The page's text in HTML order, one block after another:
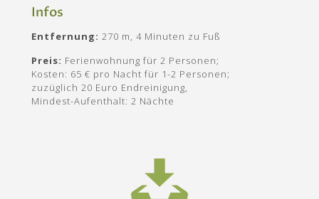
Infos
Entfernung: 270 m, 4 Minuten zu Fuß
Preis: Ferienwohnung für 2 Personen;
Kosten: 65 € pro Nacht für 1-2 Personen;
zuzüglich 20 Euro Endreinigung,
Mindest-Aufenthalt: 2 Nächte